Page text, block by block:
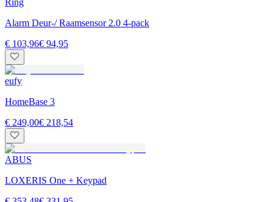
Ring
Alarm Deur-/ Raamsensor 2.0 4-pack
€ 103,96€ 94,95
eufy
HomeBase 3
€ 249,00€ 218,54
ABUS
LOXERIS One + Keypad